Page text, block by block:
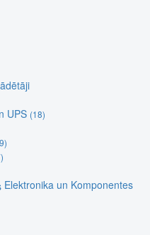
UPS (18)
Elektronika un Komponentes